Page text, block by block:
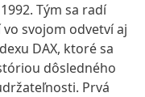
Tým sa radí
svojom odvetví aj
DAX, ktoré sa
dôsledného
Prvá